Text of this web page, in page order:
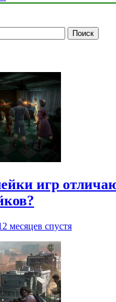
игр
месяцев спустя